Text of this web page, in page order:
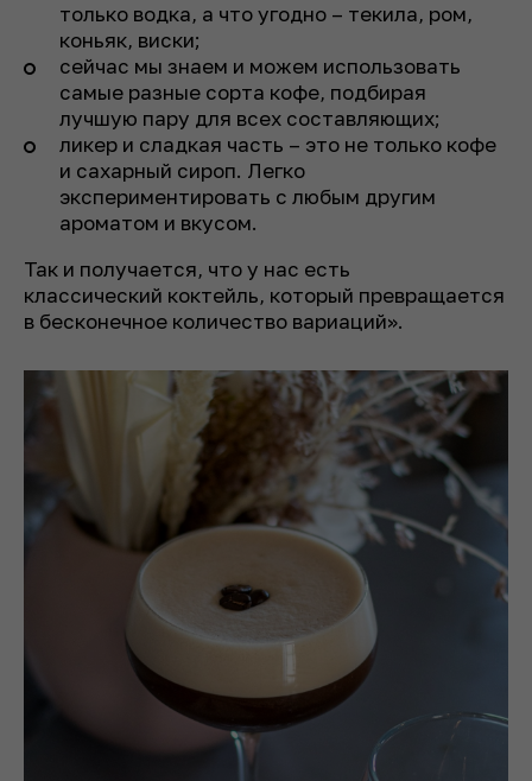
только водка, а что угодно – текила, ром,
коньяк, виски;
сейчас мы знаем и можем использовать
самые разные сорта кофе, подбирая
лучшую пару для всех составляющих;
ликер и сладкая часть – это не только кофе
и сахарный сироп. Легко
экспериментировать с любым другим
ароматом и вкусом.
Так и получается, что у нас есть
классический коктейль, который превращается
в бесконечное количество вариаций».